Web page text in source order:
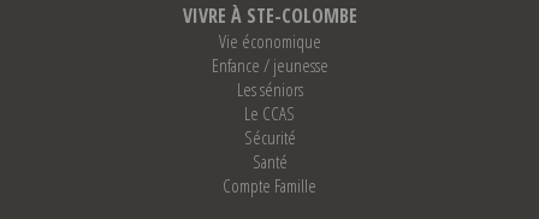
VIVRE À STE-COLOMBE
Vie économique
Enfance / jeunesse
Les séniors
Le CCAS
Sécurité
Santé
Compte Famille